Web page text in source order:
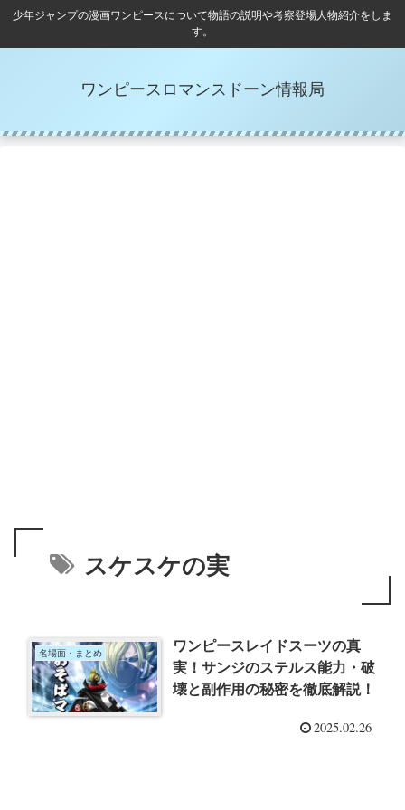
少年ジャンプの漫画ワンピースについて物語の説明や考察登場人物紹介をしま
す。
ワンピースロマンスドーン情報局
スケスケの実
名場面・まとめ
ワンピースレイドスーツの真
実！サンジのステルス能力・破
壊と副作用の秘密を徹底解説！
2025.02.26